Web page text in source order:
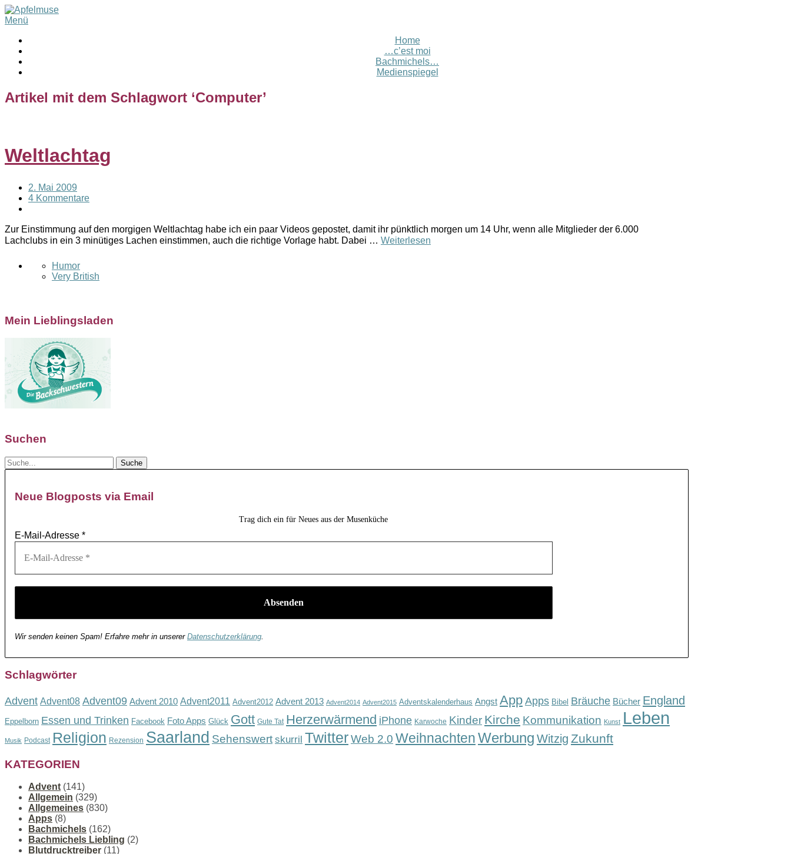
Menü
Home
…c’est moi
Bachmichels…
Medienspiegel
Artikel mit dem Schlagwort ‘Computer’
Weltlachtag
2. Mai 2009
4 Kommentare
Zur Einstimmung auf den morgigen Weltlachtag habe ich ein paar Videos gepostet, damit ihr pünktlich morgen um 14 Uhr, wenn alle Mitglieder der 6.000
Lachclubs in ein 3 minütiges Lachen einstimmen, auch die richtige Vorlage habt. Dabei … Weiterlesen
Humor
Very British
Mein Lieblingsladen
Suchen
Neue Blogposts via Email
Trag dich ein für Neues aus der Musenküche
E-Mail-Adresse *
Wir senden keinen Spam! Erfahre mehr in unserer Datenschutzerklärung
Schlagwörter
Advent Advent08 Advent09 Advent 2010 Advent2011 Advent2012 Advent 2013 Advent2014 Advent2015 Adventskalenderhaus Angst App Apps Bibel Bräuche Bücher England
Eppelborn Essen und Trinken Facebook Foto Apps Glück Gott Gute Tat Herzerwärmend iPhone Karwoche Kinder Kirche Kommunikation Kunst Leben
Musik Podcast Religion Rezension Saarland Sehenswert skurril TwitterWeb 2.0 WeihnachtenWerbung Witzig Zukunft
KATEGORIEN
Advent (141)
Allgemein (329)
Allgemeines (830)
Apps (8)
Bachmichels (162)
Bachmichels Liebling (2)
Blutdrucktreiber (11)